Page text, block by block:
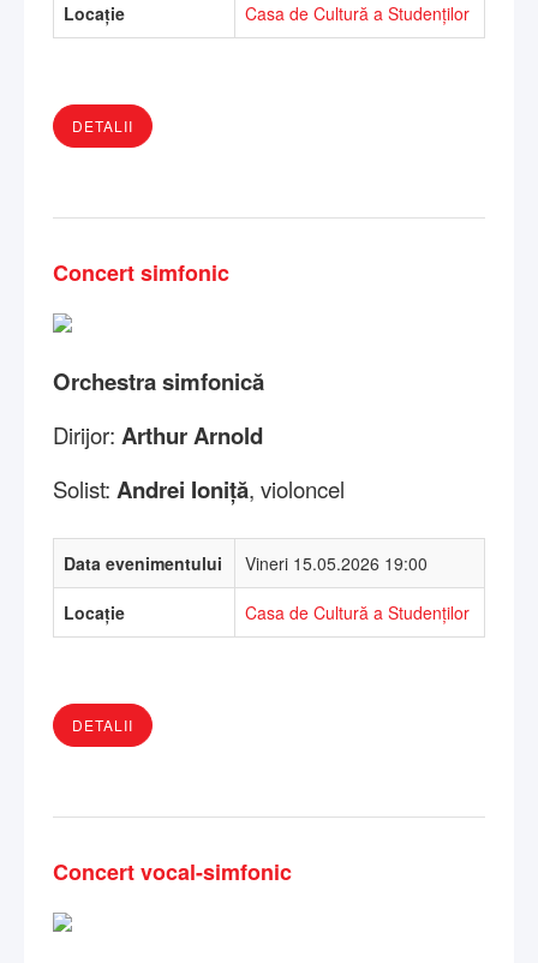
Locație Casa de Cultură a Studenților
DETALII
Concert simfonic
Orchestra simfonică
Dirijor: Arthur Arnold
Solist: Andrei Ioniță, violoncel
Data evenimentului Vineri 15.05.2026 19:00
Locație Casa de Cultură a Studenților
DETALII
Concert vocal-simfonic